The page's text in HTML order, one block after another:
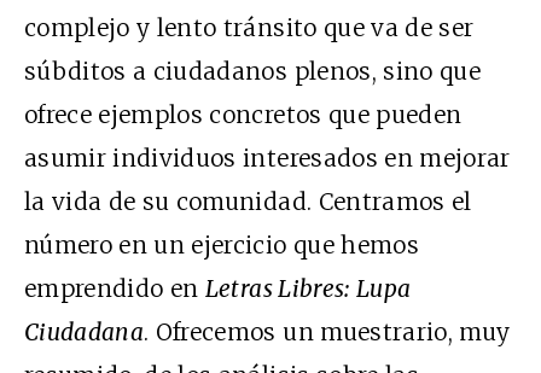
complejo y lento tránsito que va de ser
súbditos a ciudadanos plenos, sino que
ofrece ejemplos concretos que pueden
asumir individuos interesados en mejorar
la vida de su comunidad. Centramos el
número en un ejercicio que hemos
emprendido en Letras Libres: Lupa
Ciudadana. Ofrecemos un muestrario, muy